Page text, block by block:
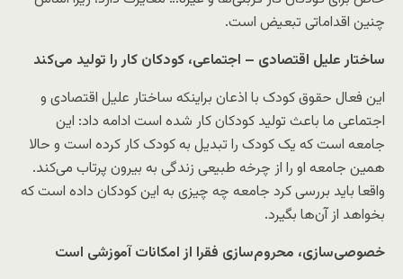
چنین اقداماتی تبعیض است.
ساختار علیل اقتصادی – اجتماعی، کودکان کار را تولید می‌کند
این فعال حقوق کودک با اذعان براینکه ساختار علیل اقتصادی و
اجتماعی ما باعث تولید کودکان کار شده است ادامه داد: این
جامعه است که یک کودک را تبدیل به کودک کار کرده است و حالا
همین جامعه او را از چرخه طبیعی زندگی به بیرون پرتاب می‌کند.
واقعا باید بررسی کرد جامعه چه چیزی به این کودکان داده است که
بخواهد از آن‌ها بگیرد.
خصوصی‌سازی، محروم‌سازی فقرا از امکانات آموزشی است